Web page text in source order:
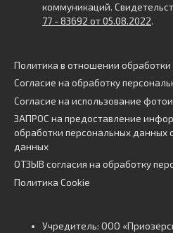
коммуникаций.
77 - 83692 от 05.08.2022.
Политика в отношении
Согласие на обработку
Согласие на использование
ЗАПРОС на предоставление
обработки персональных данных
данных
ОТЗЫВ согласия на обработку
Политика Cookie
Учредитель: ООО